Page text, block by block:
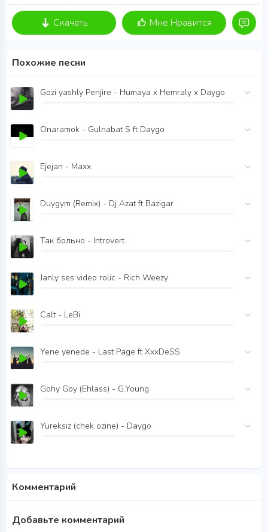
Скачать Мне Нравится
Похожие песни
Gozi yashly Penjire - Humaya x Hemraly x Daygo
Onaramok - Gulnabat S ft Daygo
Ejejan - Maxx
Duygym (Remix) - Dj Azat ft Bazigar
Так больно - Introvert
Janly ses video rolic - Rich Weezy
Calt - LeBi
Yene yenede - Last Page ft XxxDeSS
Gohy Goy (Ehlass) - G.Young
Yureksiz (chek ozine) - Daygo
Комментарий
Добавьте комментарий